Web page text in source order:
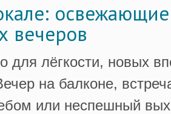
вечеров
для лёгкости, новых
на балконе,
или неспешный